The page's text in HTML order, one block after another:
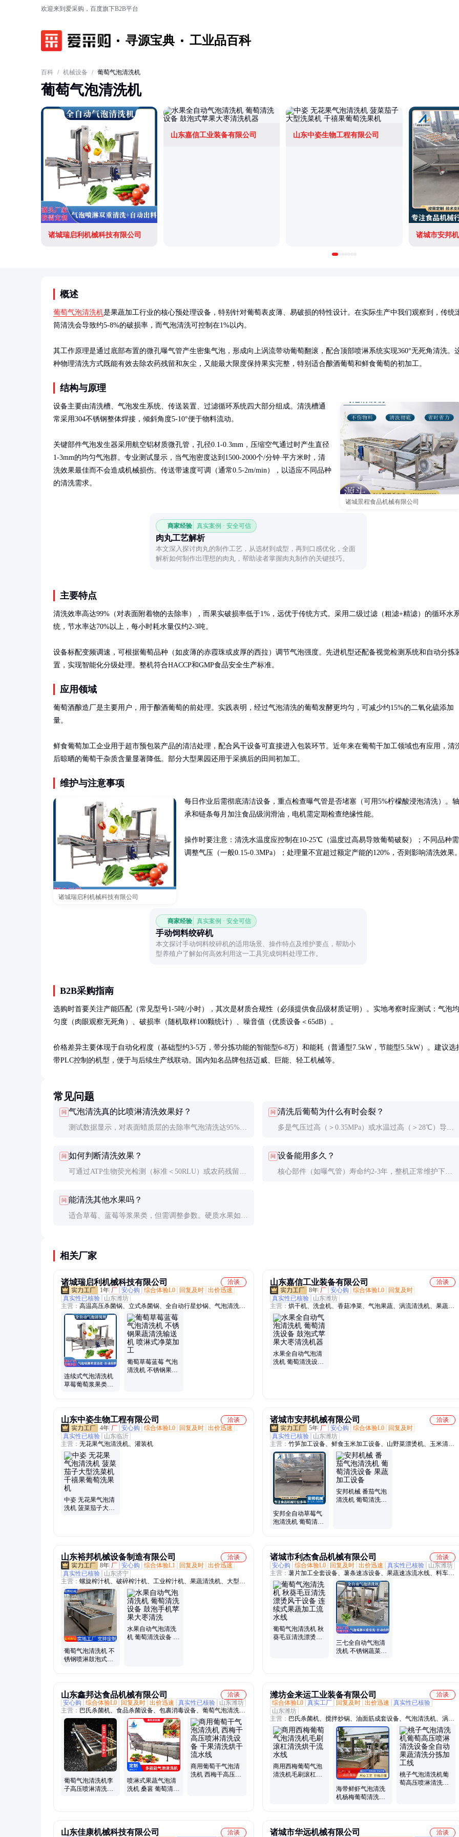
欢迎来到爱采购，百度旗下B2B平台
寻源宝典 工业品百科
百科 / 机械设备 / 葡萄气泡清洗机
葡萄气泡清洗机
诸城瑞启利机械科技有限公司
山东嘉信工业装备有限公司 山东中姿生物工程有限公司
诸城市安邦
概述
葡萄气泡清洗机是果蔬加工行业的核心预处理设备，特别针对葡萄表皮薄、易破损的特性设计。在实际生产中我们观察到，传统
筒清洗会导致约5-8%的破损率，而气泡清洗可控制在1%以内。
其工作原理是通过底部布置的微孔曝气管产生密集气泡，形成向上涡流带动葡萄翻滚，配合顶部喷淋系统实现360°无死角清洗。
种物理清洗方式既能有效去除农药残留和灰尘，又能最大限度保持果实完整，特别适合酿酒葡萄和鲜食葡萄的初加工。
结构与原理
诸城景程食品机械有限公司
设备主要由清洗槽、气泡发生系统、传送装置、过滤循环系统四大部分组成。清洗槽通
常采用304不锈钢整体焊接，倾斜角度5-10°便于物料流动。
关键部件气泡发生器采用航空铝材质微孔管，孔径0.1-0.3mm，压缩空气通过时产生直径
1-3mm的均匀气泡群。专业测试显示，当气泡密度达到1500-2000个/分钟·平方米时，清
洗效果最佳而不会造成机械损伤。传送带速度可调（通常0.5-2m/min），以适应不同品种
的清洗需求。
商家经验 真实案例 · 安全可信
肉丸工艺解析
本文深入探讨肉丸的制作工艺，从选材到成型，再到口感优化，全面
解析如何制作出理想的肉丸，帮助读者掌握肉丸制作的关键技巧。
主要特点
清洗效率高达99%（对表面附着物的去除率），而果实破损率低于1%，远优于传统方式。采用二级过滤（粗滤+精滤）的循环水
统，节水率达70%以上，每小时耗水量仅约2-3吨。
设备标配变频调速，可根据葡萄品种（如皮薄的赤霞珠或皮厚的西拉）调节气泡强度。先进机型还配备视觉检测系统和自动分拣
置，实现智能化分级处理。整机符合HACCP和GMP食品安全生产标准。
应用领域
葡萄酒酿造厂是主要用户，用于酿酒葡萄的前处理。实践表明，经过气泡清洗的葡萄发酵更均匀，可减少约15%的二氧化硫添加
量。
鲜食葡萄加工企业用于超市预包装产品的清洁处理，配合风干设备可直接进入包装环节。近年来在葡萄干加工领域也有应用，清
后晾晒的葡萄干杂质含量显著降低。部分大型果园还用于采摘后的田间初加工。
维护与注意事项
诸城瑞启利机械科技有限公司
每日作业后需彻底清洁设备，重点检查曝气管是否堵塞（可用5%柠檬酸浸泡清洗）。轴
承和链条每月加注食品级润滑油，电机需定期检查绝缘性能。
操作时要注意：清洗水温度应控制在10-25℃（温度过高易导致葡萄破裂）；不同品种需
调整气压（一般0.15-0.3MPa）；处理量不宜超过额定产能的120%，否则影响清洗效果
商家经验 真实案例 · 安全可信
手动饲料绞碎机
本文探讨手动饲料绞碎机的适用场景、操作特点及维护要点，帮助小
型养殖户了解如何高效利用这一工具完成饲料处理工作。
B2B采购指南
选购时首要关注产能匹配（常见型号1-5吨/小时），其次是材质合规性（必须提供食品级材质证明）。实地考察时应测试：气泡均
匀度（肉眼观察无死角）、破损率（随机取样100颗统计）、噪音值（优质设备＜65dB）。
价格差异主要体现于自动化程度（基础型约3-5万，带分拣功能的智能型6-8万）和能耗（普通型7.5kW，节能型5.5kW）。建议选
带PLC控制的机型，便于与后续生产线联动。国内知名品牌包括迈威、巨能、轻工机械等。
常见问题
问 气泡清洗真的比喷淋清洗效果好？
测试数据显示，对表面蜡质层的去除率气泡清洗达95%，
污染物附着，特别对凹凸不平的葡萄表面效果显著。
问 清洗后葡萄为什么有时会裂？
多是气压过高（＞0.35MPa）或水温过高（＞28℃）导
组合后再批量生产。
问 如何判断清洗效果？
可通过ATP生物荧光检测（标准＜50RLU）或农药残留速
格。
问 设备能用多久？
核心部件（如曝气管）寿命约2-3年，整机正常维护下可
问 能清洗其他水果吗？
适合草莓、蓝莓等浆果类，但需调整参数。硬质水果如苹
相关厂家
诸城瑞启利机械科技有限公司
洽谈
1年 厂 安心购 综合体验L0 回复及时 出价迅速
真实性已核验
山东潍坊
主营： 高温高压杀菌锅、立式杀菌锅、全自动行星炒锅、气泡清洗
机、毛辊清洗机、夹层锅、蜂窝卤煮锅、高压蒸煮锅、斩拌机、绞肉
机、油炸机、风干机、洗筐机、真空包装机、巴氏杀菌机、灌肠机、
连续式气泡清洗机
草莓葡萄浆果类清
葡萄草莓蓝莓 气泡
清洗机 不锈钢果蔬
山东嘉信工业装备有限公司
洽谈
8年 厂 安心购 综合体验L0
回复及时
真实性已核验
山东潍坊
主营： 烘干机、洗盒机、香菇净菜、气泡果蔬、涡流清洗机、果蔬清
洗机、真空脆片、辣椒清洗、清洗风干、冬枣脆片、嘉信土豆、托盘
洗盘、菠菜清洗、草莓脆片、香菇烘干、水果烘干、香菇清洗、中央
厨房、果蔬脆片加工成套设备、真空闪蒸机、真空油炸机、真空冻干
机、中央厨房净菜设备
水果全自动气泡清
洗机 葡萄清洗设备
山东中姿生物工程有限公司
洽谈
4年 厂 安心购 综合体验L0 回复及时 出价迅速
真实性已核验
山东临沂
主营： 无花果气泡清洗机、灌装机
中姿 无花果气泡清
洗机 菠菜茄子大型
诸城市安邦机械有限公司
洽谈
5年 厂 安心购 综合体验L0
回复及时
真实性已核验
山东潍坊
主营： 竹笋加工设备、鲜食玉米加工设备、山野菜漂烫机、玉米清洗
机、山野菜清洗机、清洗机、净菜加工设备、酱腌菜加工设备、酸菜
加工设备、酱牛肉加工设备、真空包装机、巴氏杀菌机、漂烫机、灭
菌锅、油炸机、蒸煮机、风干机、烘干机、泡菜加工设备、梅干菜加
工设备、杀青机
安邦全自动草莓气
泡清洗机 葡萄清洗
安邦机械 番茄气泡
清洗机 葡萄清洗设
山东裕邦机械设备制造有限公司
洽谈
8年 厂 安心购 综合体验L1 回复及时 出价迅速
真实性已核验
山东济宁
主营： 螺旋榨汁机、破碎榨汁机、工业榨汁机、果蔬清洗机、大型榨
汁机、果蔬压榨机、水果去核机、工业打浆机、果蔬破碎机、震动过
滤机、去核打浆机、液压压榨机、水果打浆机、大型水果榨汁机、大
型蔬菜榨汁机、大型果汁机、螺旋压榨机、大型螺旋压榨机、大型果
汁榨汁机、螺旋挤压压榨机、大型果汁压榨机、工业果蔬压榨机、大
型水果打浆机、工业渣浆分离机
葡萄气泡清洗机 不
锈钢喷淋鼓泡式清
水果自动气泡清洗
机 葡萄清洗设备 鼓
诸城市利杰食品机械有限公司
洽谈
安心购
综合体验L0 回复及时 出价迅速 真实性已核验
山东潍坊
主营： 薯片加工全套设备、薯条速冻设备、果蔬速冻流水线、料车清
洗机、烘干机、土豆片烘干流水线、油炸锅、洗筐机、薯片油炸设
备、毛刷清洗去皮机、清洗风干流水线、油炸机、热风旋转烘烤炉、
薯塔加工流水线、薯丝加工设备、果蔬清洗设备、油炸设备、香蕉片
加工全套设备、速冻薯条设备、仿人工削皮机、油炸流水线设备、切
菜机、喷淋洗筐机、薯片薯条加工全套设备、薯片加工流水线
葡萄气泡清洗机 秋
葵毛豆清洗漂烫风
三七全自动气泡清
洗机 不锈钢蔬菜清
山东鑫邦达食品机械有限公司
洽谈
安心购
综合体验L0 回复及时 出价迅速 真实性已核验
山东潍坊
主营： 巴氏杀菌机、食品杀菌设备、包裹消毒设备、葡萄气泡清洗
机、托盘清洗设备、周转筐清洗设备、低温灭菌流水线
葡萄气泡清洗机李
子高压喷淋清洗设
喷淋式果蔬气泡清
洗机 桑葚 葡萄清洗
商用葡萄干气泡清
洗机 西梅干高压喷
潍坊金来运工业装备有限公司
洽谈
综合体验L0 真实工厂 回复及时 出价迅速
真实性已核验
山东潍坊
主营： 巴氏杀菌机、搅拌炒锅、油面筋成套设备、气泡清洗机、涡流
清洗机、毛辊清洗去皮机、净菜加工设备、预制菜加工设备、清洗风
干流水线
商用西梅葡萄气泡
清洗机毛刷滚杠清
海带鲜虾气泡清洗
机杨梅葡萄清洗流
桃子气泡清洗机葡
萄高压喷淋清洗设
山东佳康机械科技有限公司
洽谈
诸城市华远机械有限公司
洽谈